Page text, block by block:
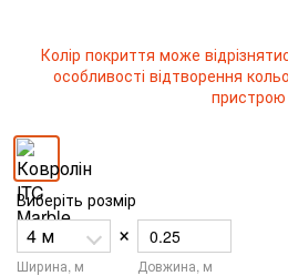
Колір покриття може
особливості відтворення
пристрою
Виберіть розмір
Ширина, м
×
Довжина, м